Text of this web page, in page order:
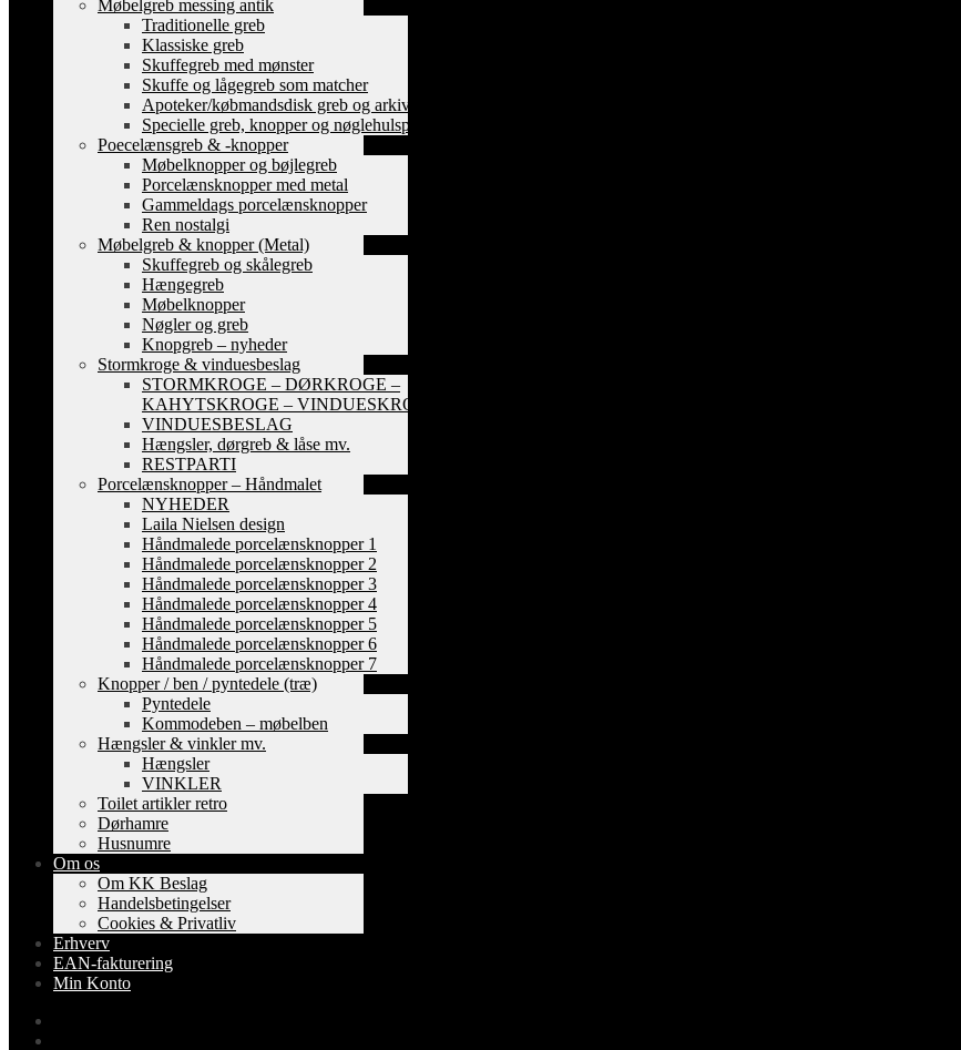
Møbelgreb messing antik
Traditionelle greb
Klassiske greb
Skuffegreb med mønster
Skuffe og lågegreb som matcher
Apoteker/købmandsdisk greb og arkiv skilte
Specielle greb, knopper og nøglehulsplader
Poecelænsgreb & -knopper
Møbelknopper og bøjlegreb
Porcelænsknopper med metal
Gammeldags porcelænsknopper
Ren nostalgi
Møbelgreb & knopper (Metal)
Skuffegreb og skålegreb
Hængegreb
Møbelknopper
Nøgler og greb
Knopgreb – nyheder
Stormkroge & vinduesbeslag
STORMKROGE – DØRKROGE –
KAHYTSKROGE – VINDUESKROGE
VINDUESBESLAG
Hængsler, dørgreb & låse mv.
RESTPARTI
Porcelænsknopper – Håndmalet
NYHEDER
Laila Nielsen design
Håndmalede porcelænsknopper 1
Håndmalede porcelænsknopper 2
Håndmalede porcelænsknopper 3
Håndmalede porcelænsknopper 4
Håndmalede porcelænsknopper 5
Håndmalede porcelænsknopper 6
Håndmalede porcelænsknopper 7
Knopper / ben / pyntedele (træ)
Pyntedele
Kommodeben – møbelben
Hængsler & vinkler mv.
Hængsler
VINKLER
Toilet artikler retro
Dørhamre
Husnumre
Om os
Om KK Beslag
Handelsbetingelser
Cookies & Privatliv
Erhverv
EAN-fakturering
Min Konto